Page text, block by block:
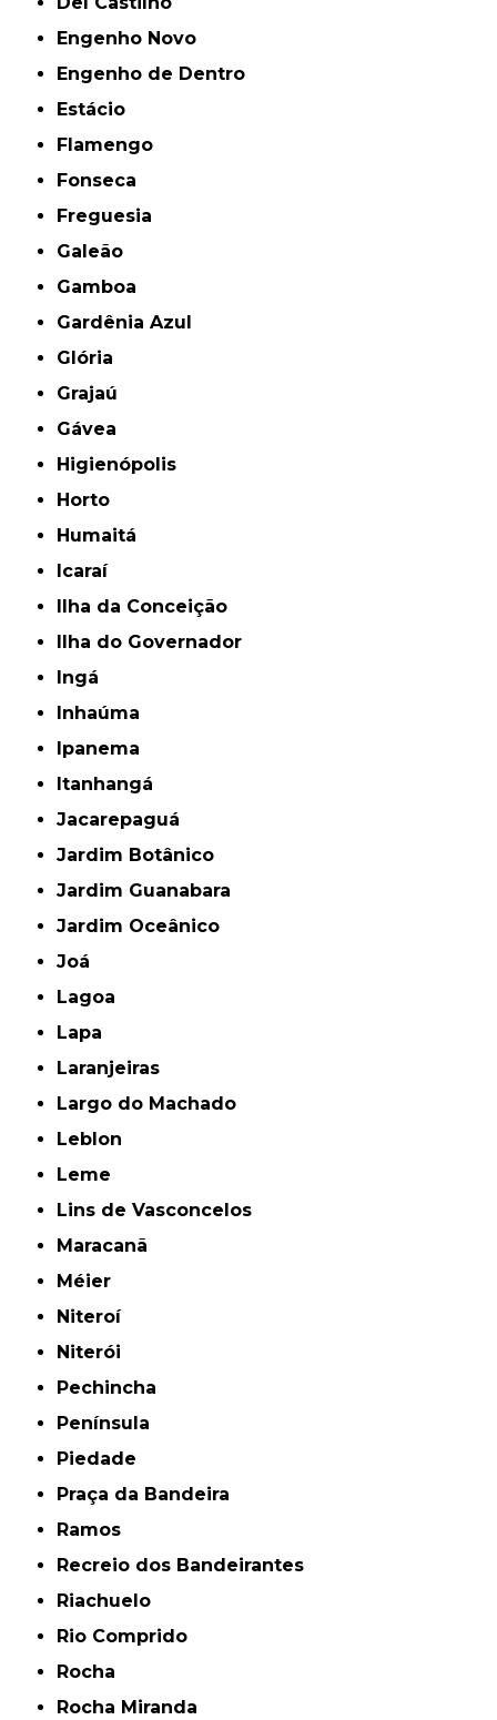
Engenho Novo
Engenho de Dentro
Estácio
Flamengo
Fonseca
Freguesia
Galeão
Gamboa
Gardênia Azul
Glória
Grajaú
Gávea
Higienópolis
Horto
Humaitá
Icaraí
Ilha da Conceição
Ilha do Governador
Ingá
Inhaúma
Ipanema
Itanhangá
Jacarepaguá
Jardim Botânico
Jardim Guanabara
Jardim Oceânico
Joá
Lagoa
Lapa
Laranjeiras
Largo do Machado
Leblon
Leme
Lins de Vasconcelos
Maracanã
Méier
Niteroí
Niterói
Pechincha
Península
Piedade
Praça da Bandeira
Ramos
Recreio dos Bandeirantes
Riachuelo
Rio Comprido
Rocha
Rocha Miranda